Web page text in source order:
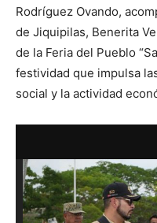
Rodríguez Ovando,
de Jiquipilas, Benerita
de la Feria del Pueblo
festividad que impulsa
social y la actividad